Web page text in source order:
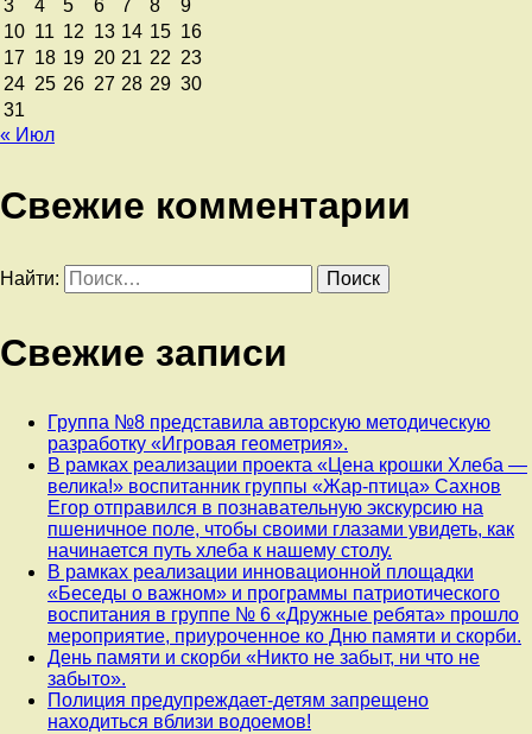
3 4 5 6 7 8
9
10 11 12 13 14 15 16
17 18 19 20 21 22 23
24 25 26 27 28 29 30
31
« Июл
Свежие комментарии
Найти:
Свежие записи
Группа №8 представила авторскую методическую
разработку «Игровая геометрия».
В рамках реализации проекта «Цена крошки Хлеба —
велика!» воспитанник группы «Жар-птица» Сахнов
Егор отправился в познавательную экскурсию на
пшеничное поле, чтобы своими глазами увидеть, как
начинается путь хлеба к нашему столу.
В рамках реализации инновационной площадки
«Беседы о важном» и программы патриотического
воспитания в группе № 6 «Дружные ребята» прошло
мероприятие, приуроченное ко Дню памяти и скорби.
День памяти и скорби «Никто не забыт, ни что не
забыто».
Полиция предупреждает-детям запрещено
находиться вблизи водоемов!